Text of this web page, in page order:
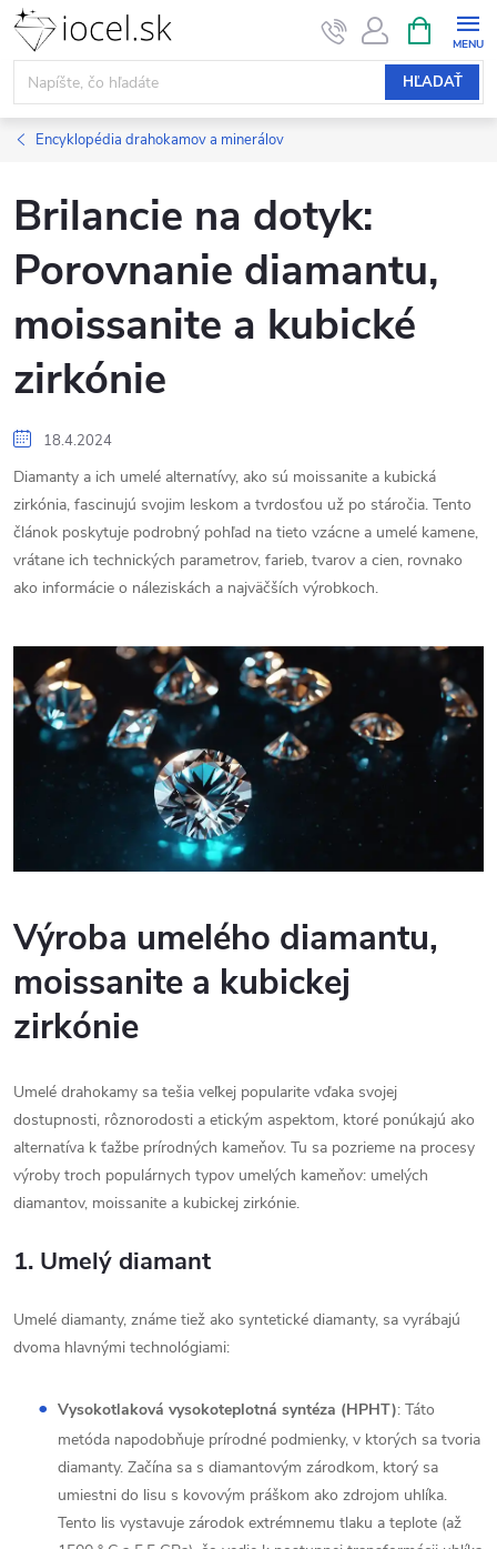
Prejsť
obsah
HĽADAŤ
KOŠÍK
Encyklopédia drahokamov a minerálov
Brilancie na dotyk:
Porovnanie diamantu,
moissanite a kubické
zirkónie
18.4.2024
Diamanty a ich umelé alternatívy, ako sú moissanite a kubická
zirkónia, fascinujú svojim leskom a tvrdosťou už po stáročia. Tento
článok poskytuje podrobný pohľad na tieto vzácne a umelé kamene,
vrátane ich technických parametrov, farieb, tvarov a cien, rovnako
ako informácie o náleziskách a najväčších výrobkoch.
Výroba umelého diamantu,
moissanite a kubickej
zirkónie
Umelé drahokamy sa tešia veľkej popularite vďaka svojej
dostupnosti, rôznorodosti a etickým aspektom, ktoré ponúkajú ako
alternatíva k ťažbe prírodných kameňov. Tu sa pozrieme na procesy
výroby troch populárnych typov umelých kameňov: umelých
diamantov, moissanite a kubickej zirkónie.
1. Umelý diamant
Umelé diamanty, známe tiež ako syntetické diamanty, sa vyrábajú
dvoma hlavnými technológiami:
Vysokotlaková vysokoteplotná syntéza (HPHT): Táto
metóda napodobňuje prírodné podmienky, v ktorých sa tvoria
diamanty. Začína sa s diamantovým zárodkom, ktorý sa
umiestni do lisu s kovovým práškom ako zdrojom uhlíka.
Tento lis vystavuje zárodok extrémnemu tlaku a teplote (až